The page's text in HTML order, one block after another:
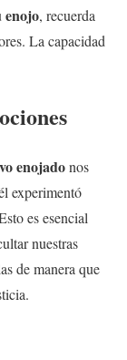
enojo, recuerda
La capacidad
enojadonos
experimentó
es esencial
nuestras
de manera que